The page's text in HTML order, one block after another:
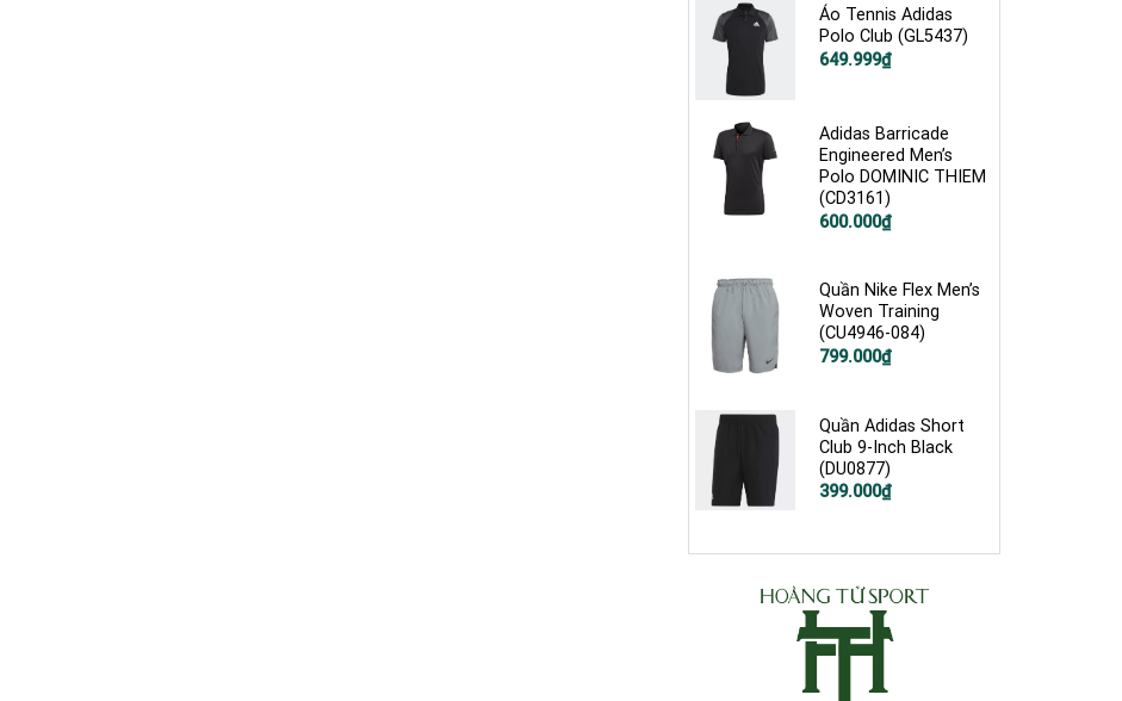
399.000₫.
Áo Tennis Adidas
Polo Club (GL5437)
Giá
649.999₫
Giá
649.999₫.
Adidas Barricade
Engineered Men’s
Polo DOMINIC THIEM
(CD3161)
Giá
600.000₫
Giá
600.000₫.
Quần Nike Flex Men’s
Woven Training
(CU4946-084)
Giá
799.000₫
Giá
799.000₫.
Quần Adidas Short
Club 9-Inch Black
(DU0877)
Giá
399.000₫
Giá
399.000₫.